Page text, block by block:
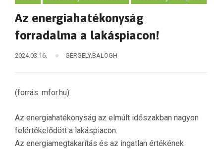
Az energiahatékonyság
forradalma a lakáspiacon!
2024.03.16. GERGELY.BALOGH
(forrás: mfor.hu)
Az energiahatékonyság az elmúlt időszakban nagyon
felértékelődött a lakáspiacon.
Az energiamegtakarítás és az ingatlan értékének